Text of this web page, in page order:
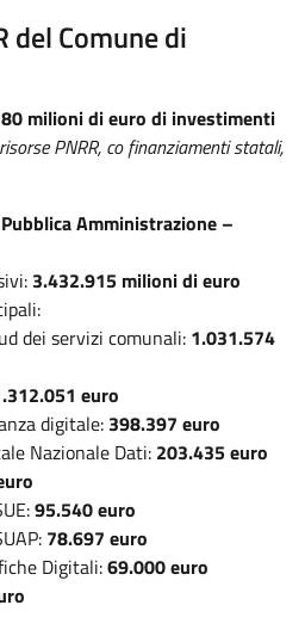
del Comune di
milioni di euro di investimenti
PNRR, co finanziamenti statali,
Amministrazione –
3.432.915 milioni di euro
dei servizi comunali: 1.031.574
euro
digitale: 398.397 euro
Nazionale Dati: 203.435 euro
95.540 euro
78.697 euro
Digitali:69.000 euro